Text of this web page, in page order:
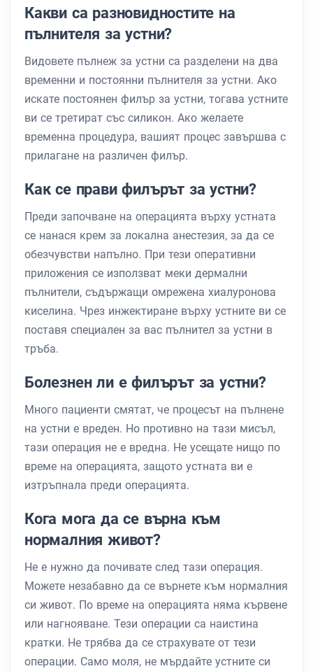
Какви са разновидностите на
пълнителя за устни?
Видовете пълнеж за устни са разделени на два
временни и постоянни пълнителя за устни. Ако
искате постоянен филър за устни, тогава устните
ви се третират със силикон. Ако желаете
временна процедура, вашият процес завършва с
прилагане на различен филър.
Как се прави филърът за устни?
Преди започване на операцията върху устната
се нанася крем за локална анестезия, за да се
обезчувстви напълно. При тези оперативни
приложения се използват меки дермални
пълнители, съдържащи омрежена хиалуронова
киселина. Чрез инжектиране върху устните ви се
поставя специален за вас пълнител за устни в
тръба.
Болезнен ли е филърът за устни?
Много пациенти смятат, че процесът на пълнене
на устни е вреден. Но противно на тази мисъл,
тази операция не е вредна. Не усещате нищо по
време на операцията, защото устната ви е
изтръпнала преди операцията.
Кога мога да се върна към
нормалния живот?
Не е нужно да почивате след тази операция.
Можете незабавно да се върнете към нормалния
си живот. По време на операцията няма кървене
или нагнояване. Тези операции са наистина
кратки. Не трябва да се страхувате от тези
операции. Само моля, не мърдайте устните си